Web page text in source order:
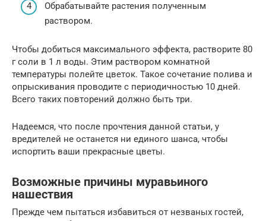
Обрабатывайте растения полученным
раствором.
Чтобы добиться максимального эффекта, растворите 80
г соли в 1 л воды. Этим раствором комнатной
температуры полейте цветок. Такое сочетание полива и
опрыскивания проводите с периодичностью 10 дней.
Всего таких повторений должно быть три.
Надеемся, что после прочтения данной статьи, у
вредителей не останется ни единого шанса, чтобы
испортить ваши прекрасные цветы.
Возможные причины муравьиного
нашествия
Прежде чем пытаться избавиться от незваных гостей,